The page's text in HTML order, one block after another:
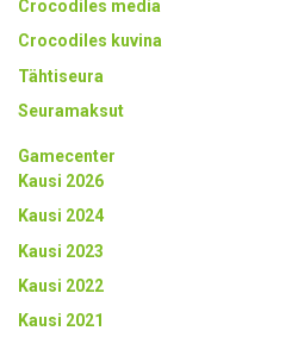
Crocodiles media
Crocodiles kuvina
Tähtiseura
Seuramaksut
Gamecenter
Kausi 2026
Kausi 2024
Kausi 2023
Kausi 2022
Kausi 2021